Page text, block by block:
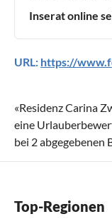
Inserat online
URL: https://
«Residenz Carina
eine
bei 2abgegebenen
Top-Regionen